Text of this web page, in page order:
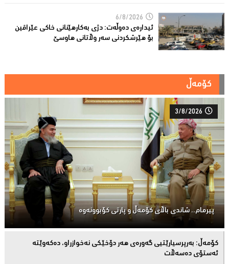
6/8/2026
ئیدارەى دەوڵەت: دژى بەکارهێنانى خاکی عێراقین
بۆ هێرشکردنى سەر وڵاتانی هاوسێ
کۆمەڵ
3/8/2026
پیرمام.. شاندی باڵای كۆمه‌ڵ و پارتی كۆبوونه‌وه‌
كۆمەڵ: بەرپرسیارێتیی گەورەی هەر دۆخێکی نەخوازراو، دەكەوێتە
ئەستۆی دەسەڵات